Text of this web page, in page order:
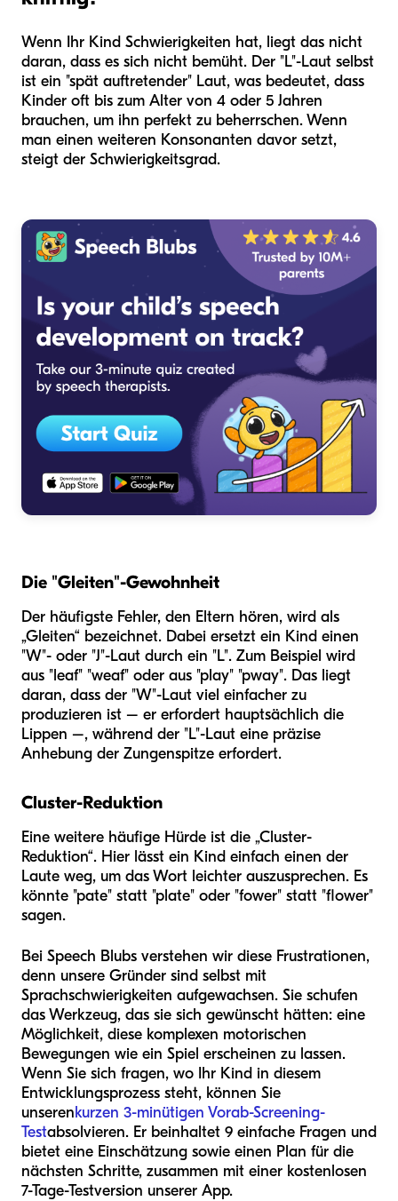
Wenn Ihr Kind Schwierigkeiten hat, liegt das nicht
daran, dass es sich nicht bemüht. Der "L"-Laut selbst
ist ein "spät auftretender" Laut, was bedeutet, dass
Kinder oft bis zum Alter von 4 oder 5 Jahren
brauchen, um ihn perfekt zu beherrschen. Wenn
man einen weiteren Konsonanten davor setzt,
steigt der Schwierigkeitsgrad.
Die "Gleiten"-Gewohnheit
Der häufigste Fehler, den Eltern hören, wird als
„Gleiten“ bezeichnet. Dabei ersetzt ein Kind einen
"W"- oder "J"-Laut durch ein "L". Zum Beispiel wird
aus "leaf" "weaf" oder aus "play" "pway". Das liegt
daran, dass der "W"-Laut viel einfacher zu
produzieren ist – er erfordert hauptsächlich die
Lippen –, während der "L"-Laut eine präzise
Anhebung der Zungenspitze erfordert.
Cluster-Reduktion
Eine weitere häufige Hürde ist die „Cluster-
Reduktion“. Hier lässt ein Kind einfach einen der
Laute weg, um das Wort leichter auszusprechen. Es
könnte "pate" statt "plate" oder "fower" statt "flower"
sagen.
Bei Speech Blubs verstehen wir diese Frustrationen,
denn unsere Gründer sind selbst mit
Sprachschwierigkeiten aufgewachsen. Sie schufen
das Werkzeug, das sie sich gewünscht hätten: eine
Möglichkeit, diese komplexen motorischen
Bewegungen wie ein Spiel erscheinen zu lassen.
Wenn Sie sich fragen, wo Ihr Kind in diesem
Entwicklungsprozess steht, können Sie
unserenkurzen 3-minütigen Vorab-Screening-
Testabsolvieren. Er beinhaltet 9 einfache Fragen und
bietet eine Einschätzung sowie einen Plan für die
nächsten Schritte, zusammen mit einer kostenlosen
7-Tage-Testversion unserer App.